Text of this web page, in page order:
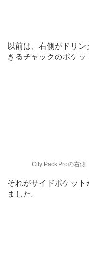
以前は、右側がドリ
きるチャックのポケッ
City Pack Proの右側
それがサイドポケット
ました。